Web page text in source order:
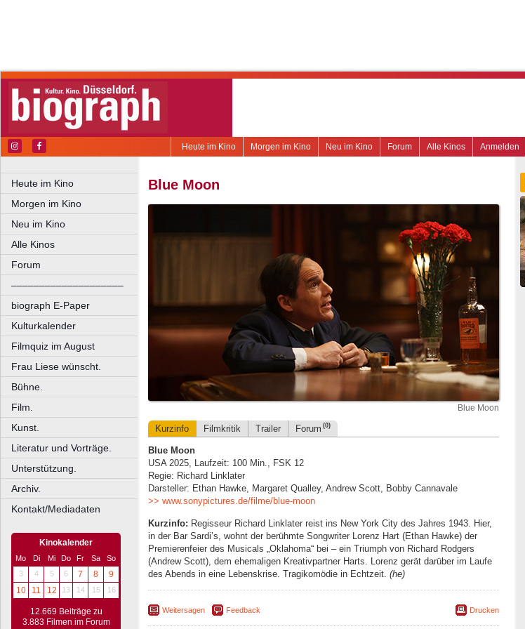
Anmelden
Alle Kinos
Forum
Neu im Kino
Morgen im Kino
Heute im Kino
Heute im Kino
Morgen im Kino
Neu im Kino
Alle Kinos
Forum
––––––––––––––––––––
biograph E-Paper
Kulturkalender
Filmquiz im August
Frau Liese wünscht.
Bühne.
Film.
Kunst.
Literatur und Vorträge.
Unterstützung.
Archiv.
Kontakt/Mediadaten
Kinokalender
Mo Di Mi Do Fr Sa
So
3
4 5 6 7 8
9
10
11 12 13 14 15 16
12.669 Beiträge zu
3.883 Filmen im Forum
Blue Moon
Blue Moon
Kurzinfo Filmkritik Trailer Forum (0)
Blue Moon
USA 2025, Laufzeit: 100 Min., FSK 12
Regie: Richard Linklater
Darsteller: Ethan Hawke, Margaret Qualley, Andrew Scott, Bobby Cannavale
>> www.sonypictures.de/filme/blue-moon
Kurzinfo: Regisseur Richard Linklater reist ins New York City des Jahres 1943. Hier,
in der Bar Sardi’s, wohnt der berühmte Songwriter Lorenz Hart (Ethan Hawke) der
Premierenfeier des Musicals „Oklahoma“ bei – ein Triumph von Richard Rodgers
(Andrew Scott), dem ehemaligen Kreativpartner Harts. Lorenz gerät darüber im Laufe
des Abends in eine Lebenskrise. Tragikomödie in Echtzeit. (he)
Weitersagen Feedback Drucken